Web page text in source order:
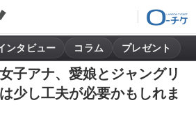
ンタビュー コラム プレゼント
子アナ、愛娘とジャングリ
少し工夫が必要かもしれま